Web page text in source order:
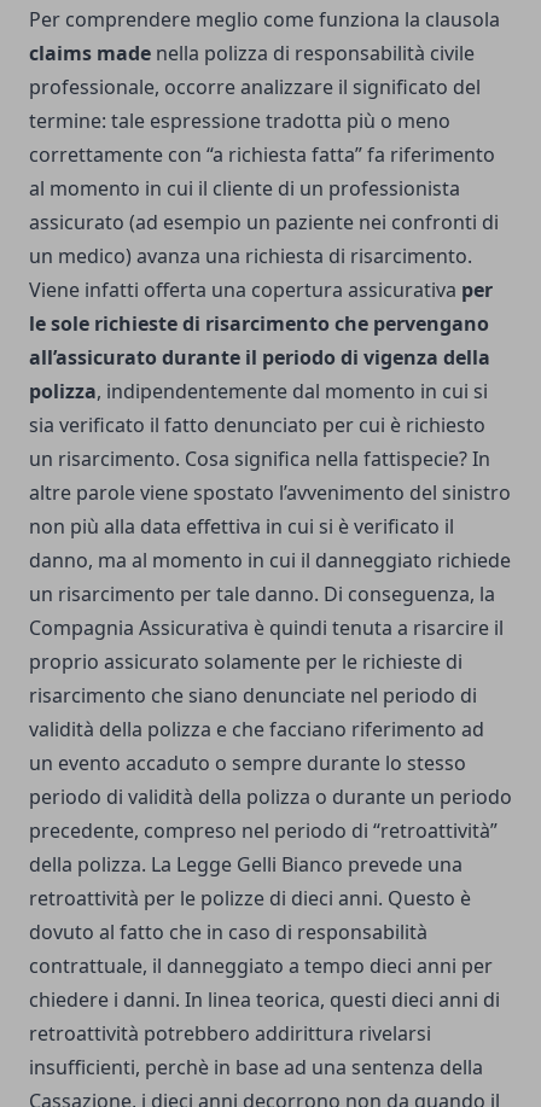
Per comprendere meglio come funziona la clausola
claims made nella polizza di responsabilità civile
professionale, occorre analizzare il significato del
termine: tale espressione tradotta più o meno
correttamente con “a richiesta fatta” fa riferimento
al momento in cui il cliente di un professionista
assicurato (ad esempio un paziente nei confronti di
un medico) avanza una richiesta di risarcimento.
Viene infatti offerta una copertura assicurativa per
le sole richieste di risarcimento che pervengano
all’assicurato durante il periodo di vigenza della
polizza, indipendentemente dal momento in cui si
sia verificato il fatto denunciato per cui è richiesto
un risarcimento. Cosa significa nella fattispecie? In
altre parole viene spostato l’avvenimento del sinistro
non più alla data effettiva in cui si è verificato il
danno, ma al momento in cui il danneggiato richiede
un risarcimento per tale danno. Di conseguenza, la
Compagnia Assicurativa è quindi tenuta a risarcire il
proprio assicurato solamente per le richieste di
risarcimento che siano denunciate nel periodo di
validità della polizza e che facciano riferimento ad
un evento accaduto o sempre durante lo stesso
periodo di validità della polizza o durante un periodo
precedente, compreso nel periodo di “retroattività”
della polizza. La Legge Gelli Bianco prevede una
retroattività per le polizze di dieci anni. Questo è
dovuto al fatto che in caso di responsabilità
contrattuale, il danneggiato a tempo dieci anni per
chiedere i danni. In linea teorica, questi dieci anni di
retroattività potrebbero addirittura rivelarsi
insufficienti, perchè in base ad una sentenza della
Cassazione, i dieci anni decorrono non da quando il